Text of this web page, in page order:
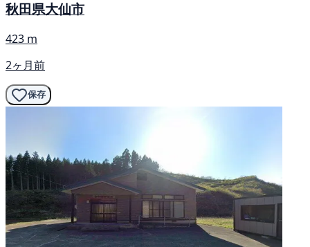
秋田県大仙市
423 m
2ヶ月前
保存